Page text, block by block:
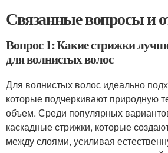
Связанные вопросы и
Вопрос 1: Какие стрижки
для волнистых волос
Для волнистых волос идеально
которые подчеркивают природную
объем. Среди популярных
каскадные стрижки, которые
между слоями, усиливая